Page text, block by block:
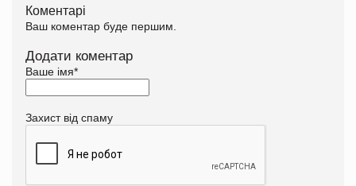
Коментарі
Ваш коментар буде першим.
Додати коментар
Ваше імя*
Захист від спаму